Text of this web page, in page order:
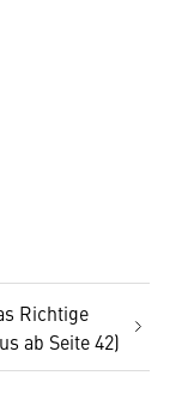
Richtige
ab Seite 42)